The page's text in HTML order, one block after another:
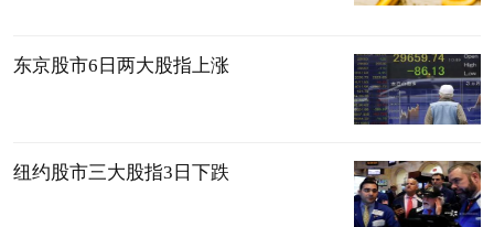
东京股市6日两大股指上涨
纽约股市三大股指3日下跌